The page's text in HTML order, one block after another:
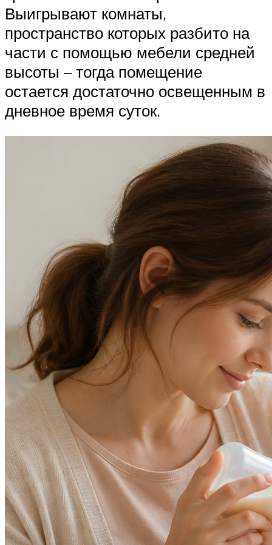
Выигрывают комнаты,
пространство которых разбито на
части с помощью мебели средней
высоты – тогда помещение
остается достаточно освещенным в
дневное время суток.